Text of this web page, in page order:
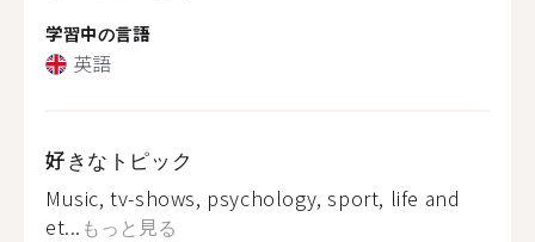
学習中の言語
英語
好きなトピック
Music, tv-shows, psychology, sport, life and
et... もっと見る